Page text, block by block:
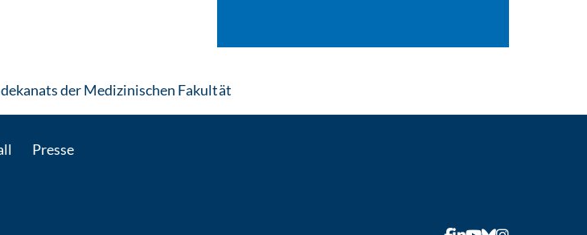
der Medizinischen Fakultät: Per E-Mail kontaktieren
Presse